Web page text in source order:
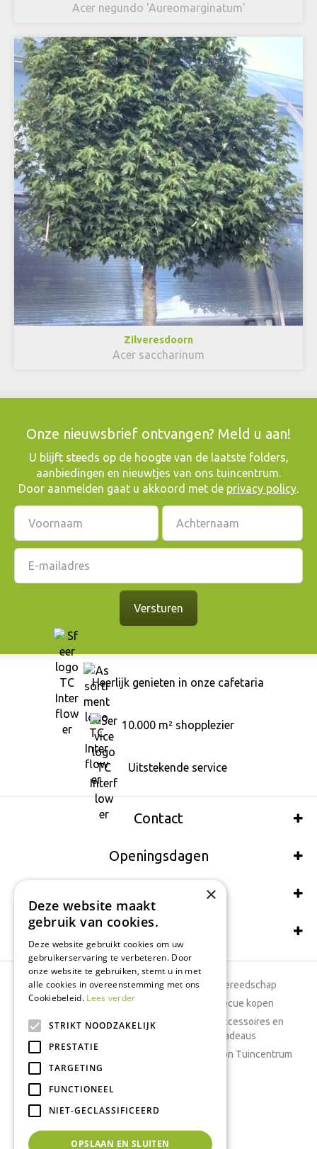
Acer negundo 'Aureomarginatum'
Zilveresdoorn
Acer saccharinum
Onze nieuwsbrief ontvangen? Meld u aan!
​U blijft steeds op de hoogte van de laatste folders,
aanbiedingen en nieuwtjes van ons tuincentrum.
Door aanmelden gaat u akkoord met de privacy policy.
Heerlijk genieten in onze cafetaria
10.000 m² shopplezier
Uitstekende service
Contact
Openingsdagen
Wij accepteren ook:
Schrijf een recensie
Tuincentrum
Dierenwinkel
Tuinplanten
Tuingereedschap
Barbecue kopen
Woonaccessoires en
cadeaus
Cadeaubon Tuincentrum
Kamerplanten
Moestuin
Boeketten
Vijver
×
Deze website maakt
gebruik van cookies.
Deze website gebruikt cookies om uw
gebruikerservaring te verbeteren. Door
onze website te gebruiken, stemt u in met
alle cookies in overeenstemming met ons
Cookiebeleid. Lees verder
STRIKT NOODZAKELIJK
PRESTATIE
TARGETING
FUNCTIONEEL
NIET-GECLASSIFICEERD
OPSLAAN EN SLUITEN